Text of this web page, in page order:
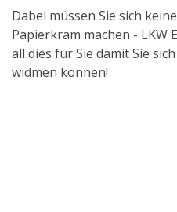
Dabei müssen Sie sich
Papierkram machen -
all dies für Sie damit Sie
widmen können!